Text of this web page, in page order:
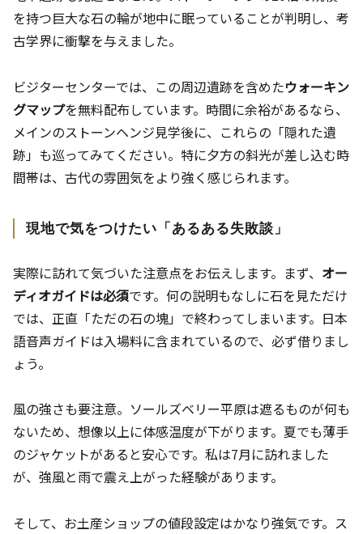
を持つ巨大な石の輪が地中に眠っていることが判明し、考
古学界に衝撃を与えました。
ビジターセンターでは、この周辺遺跡を含めたウォーキン
グマップを無料配布しています。時間に余裕があるなら、
メインのストーンヘンジ見学後に、これらの「隠れた遺
跡」も巡ってみてください。特に夕方の斜光が差し込む時
間帯は、古代の雰囲気をより強く感じられます。
現地で気をつけたい「あるある失敗談」
実際に訪れて気づいた注意点をお伝えします。まず、 オー
ディオガイドは必須です。何の説明もなしに石を見ただけ
では、正直「ただの石の塊」で終わってしまいます。日本
語音声ガイドは入場料に含まれているので、必ず借りまし
ょう。
風の強さも要注意。ソールズベリー平原は遮るものが何も
ないため、想像以上に体感温度が下がります。夏でも薄手
のジャケットがあると安心です。私は7月に訪れました
が、強風と雨で震え上がった経験があります。
そして、お土産ショップの値段設定はかなり強気です。ス